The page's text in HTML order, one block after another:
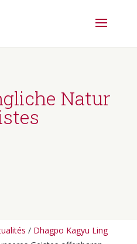
Natur
/ Dhagpo Kagyu Ling